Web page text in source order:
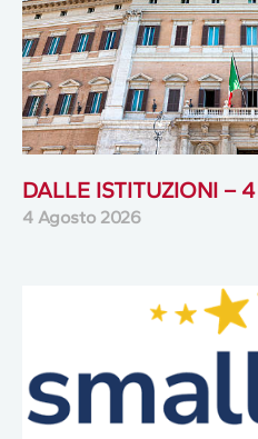
DALLE ISTITUZIONI –
4 Agosto 2026